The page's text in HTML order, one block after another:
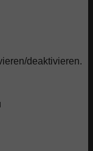
deaktivieren.